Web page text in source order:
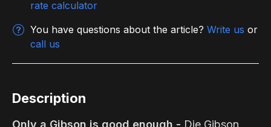
rate calculator
You have questions about the article? Write us or
call us
Description
Only a Gibson is good enough - Die Gibson